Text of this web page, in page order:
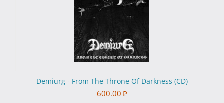
Demiurg - From The Throne Of Darkness (CD)
600.00 ₽